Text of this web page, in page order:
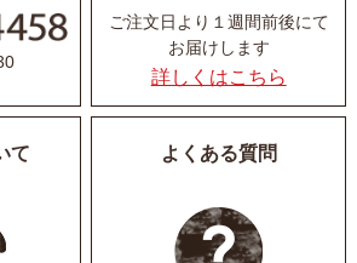
ご注文日より１週間前後にて
お届けします
詳しくはこちら
て よくある質問